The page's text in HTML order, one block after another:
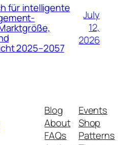
für intelligente
2025–2057
July
12,
2026
Blog
About
FAQs
Events
Shop
Patterns